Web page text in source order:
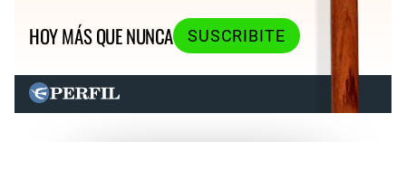
HOY MÁS QUE NUNCA
SUSCRIBITE